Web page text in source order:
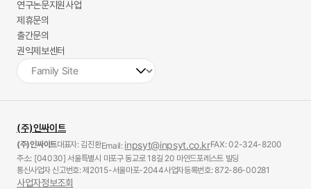
연구논문지원사업
제휴문의
출간문의
권익제보센터
(주)인싸이트
(주)인싸이트대표자: 김진환Email: inpsyt@inpsyt.co.krFAX: 02-324-8200
주소: [04030] 서울특별시 마포구 동교로 18길 20 마인드포레스트 빌딩
통신사업자 신고번호: 제2015-서울마포-2044사업자등록번호: 872-86-00281
사업자정보조회